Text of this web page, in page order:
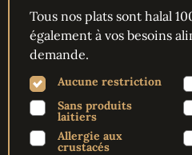
Tous nos plats sont halal
également à vos besoins
demande.
Aucune restriction
Sans produits
laitiers
Allergie aux
crustacés